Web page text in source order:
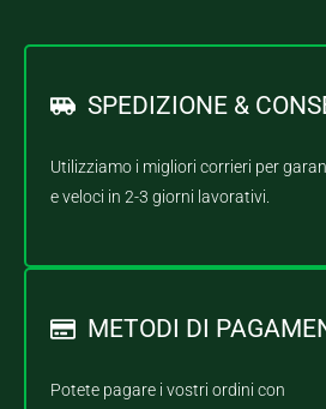
SPEDIZIONE &
Utilizziamo i migliori corrieri per
e veloci in 2-3 giorni lavorativi.
METODI DI
Potete pagare i vostri ordini con